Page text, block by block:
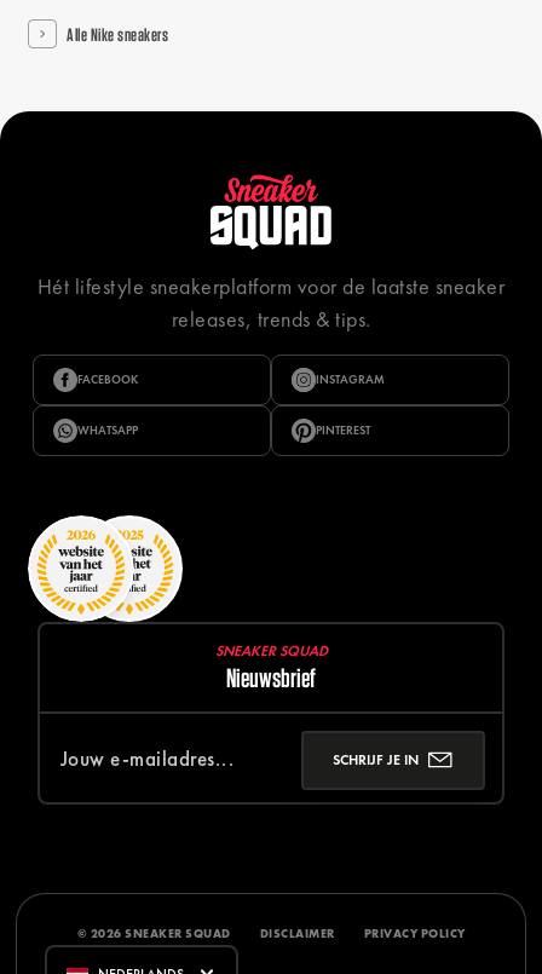
Alle Nike sneakers
Hét lifestyle sneakerplatform voor de laatste sneaker
releases, trends & tips.
FACEBOOK INSTAGRAM
WHATSAPP PINTEREST
SNEAKER SQUAD
Nieuwsbrief
SCHRIJF JE IN
© 2026 SNEAKER SQUAD DISCLAIMER PRIVACY POLICY